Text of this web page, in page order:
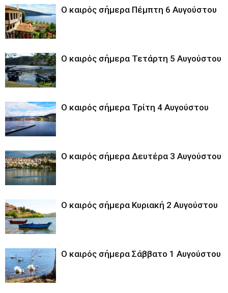
Ο καιρός σήμερα Πέμπτη 6 Αυγούστου
Ο καιρός σήμερα Τετάρτη 5 Αυγούστου
Ο καιρός σήμερα Τρίτη 4 Αυγούστου
Ο καιρός σήμερα Δευτέρα 3 Αυγούστου
Ο καιρός σήμερα Κυριακή 2 Αυγούστου
Ο καιρός σήμερα Σάββατο 1 Αυγούστου